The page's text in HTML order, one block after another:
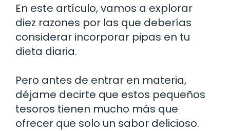
En este artículo, vamos a explorar
diez razones por las que deberías
considerar incorporar pipas en tu
dieta diaria.
Pero antes de entrar en materia,
déjame decirte que estos pequeños
tesoros tienen mucho más que
ofrecer que solo un sabor delicioso.